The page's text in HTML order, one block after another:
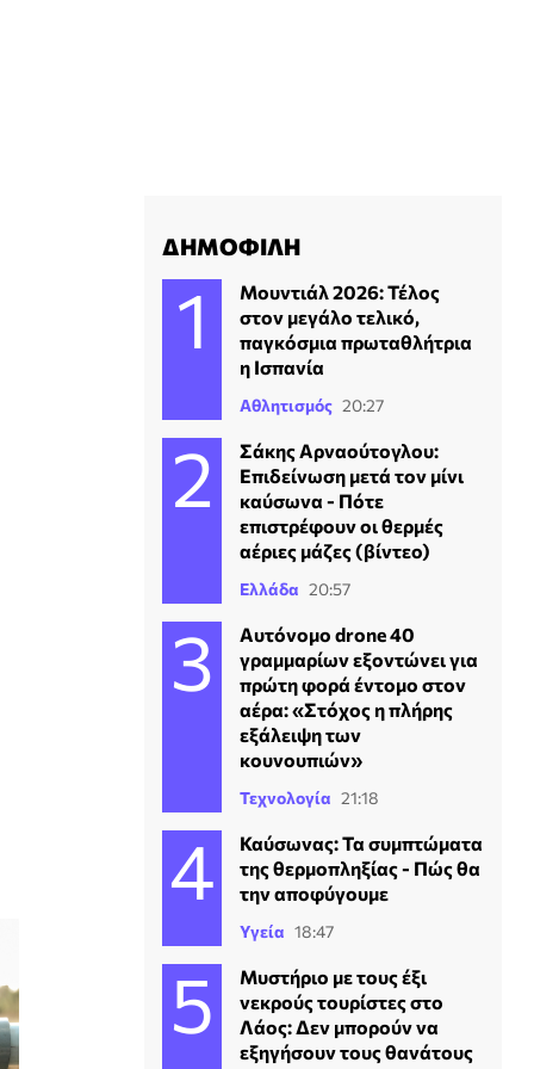
ΔΗΜΟΦΙΛΗ
Μουντιάλ 2026: Τέλος
στον μεγάλο τελικό,
παγκόσμια πρωταθλήτρια
η Ισπανία
Αθλητισμός 20:27
Σάκης Αρναούτογλου:
Επιδείνωση μετά τον μίνι
καύσωνα - Πότε
επιστρέφουν οι θερμές
αέριες μάζες (βίντεο)
Ελλάδα 20:57
Αυτόνομο drone 40
γραμμαρίων εξοντώνει για
πρώτη φορά έντομο στον
αέρα: «Στόχος η πλήρης
εξάλειψη των
κουνουπιών»
Τεχνολογία 21:18
Καύσωνας: Τα συμπτώματα
της θερμοπληξίας - Πώς θα
την αποφύγουμε
Υγεία 18:47
Μυστήριο με τους έξι
νεκρούς τουρίστες στο
Λάος: Δεν μπορούν να
εξηγήσουν τους θανάτους